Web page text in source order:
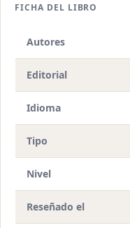
FICHA DEL LIBRO
Autores
Editorial
Idioma
Tipo
Nivel
Reseñado el